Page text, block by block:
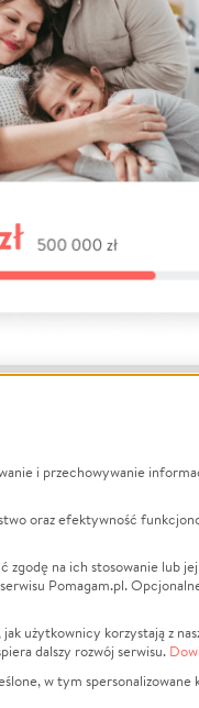
i przechowywanie
oraz efektywność
na ich stosowanie lub
Pomagam.pl.
użytkownicy korzystają z
dalszy rozwój serwisu.
w tym